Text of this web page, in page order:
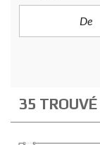
35 TROUVÉ